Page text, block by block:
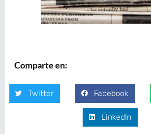
Comparte en:
Twitter Facebook
LinkedIn